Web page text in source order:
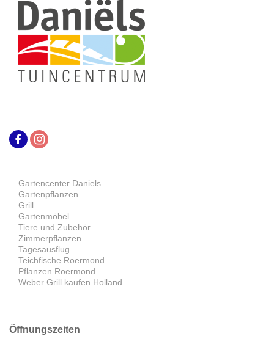
Gartencenter Daniels
Gartenpflanzen
Grill
Gartenmöbel
Tiere und Zubehör
Zimmerpflanzen
Tagesausflug
Teichfische Roermond
Pflanzen Roermond
Weber Grill kaufen Holland
Öffnungszeiten